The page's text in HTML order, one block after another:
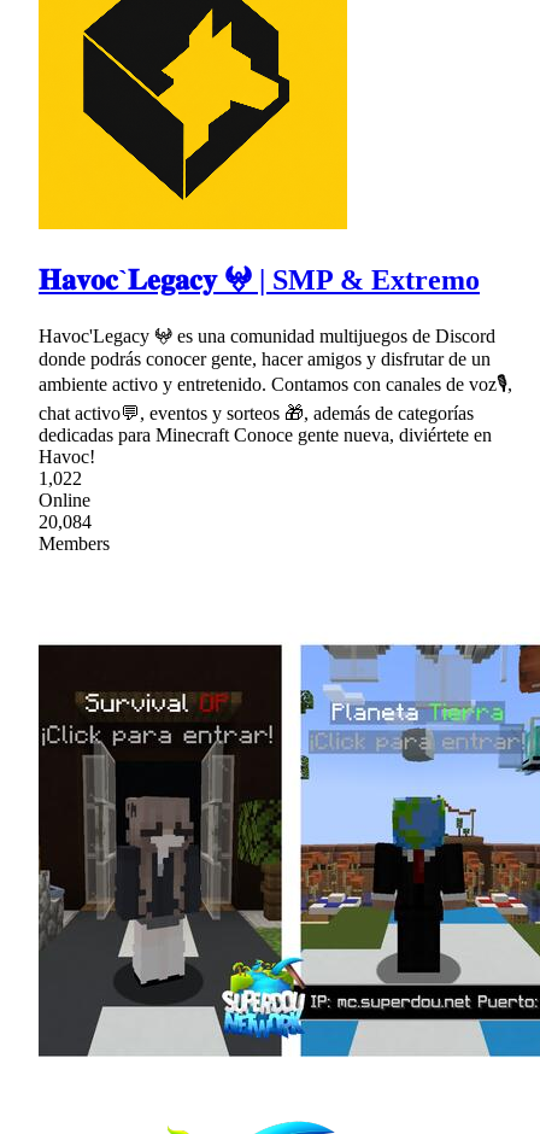
𝐇𝐚𝐯𝐨𝐜`𝐋𝐞𝐠𝐚𝐜𝐲 𖤍 | SMP & Extremo
Havoc'Legacy 𖤍 es una comunidad multijuegos de Discord
donde podrás conocer gente, hacer amigos y disfrutar de un
ambiente activo y entretenido. Contamos con canales de voz🎙,
chat activo💬, eventos y sorteos 🎁, además de categorías
dedicadas para Minecraft Conoce gente nueva, diviértete en
Havoc!
1,022
Online
20,084
Members